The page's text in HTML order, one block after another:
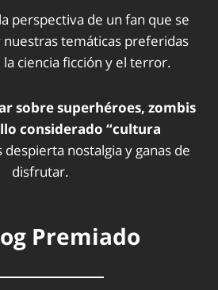
perspectiva de un fan que se
temáticas preferidas
la ciencia ficción y el terror.
sobre superhéroes, zombis
considerado “cultura
despierta nostalgia y ganas de
disfrutar.
Premiado